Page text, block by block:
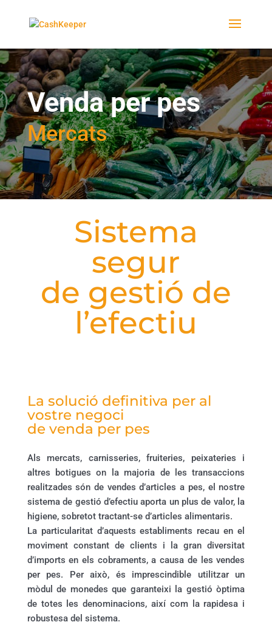
Venda per pes
Mercats
Sistema
segur
de gestió de
l’efectiu
La solució definitiva per al
vostre negoci
de venda per pes
Als mercats, carnisseries, fruiteries, peixateries i
altres botigues on la majoria de les transaccions
realitzades són de vendes d’articles a pes, el nostre
sistema de gestió d’efectiu aporta un plus de valor, la
higiene, sobretot tractant-se d’articles alimentaris.
La particularitat d’aquests establiments recau en el
moviment constant de clients i la gran diversitat
d’imports en els cobraments, a causa de les vendes
per pes. Per això, és imprescindible utilitzar un
mòdul de monedes que garanteixi la gestió òptima
de totes les denominacions, així com la rapidesa i
robustesa del sistema.